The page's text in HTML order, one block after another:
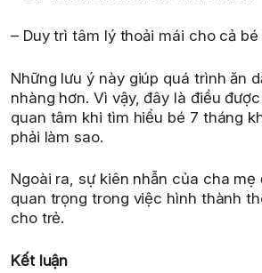
– Duy trì tâm lý thoải mái cho cả
Những lưu ý này giúp quá trình ăn
nhàng hơn. Vì vậy, đây là điều
quan tâm khi tìm hiểu bé 7 tháng
phải làm sao.
Ngoài ra, sự kiên nhẫn của cha
quan trọng trong việc hình thành
cho trẻ.
Kết luận